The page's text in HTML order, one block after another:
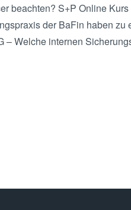
beachten? S+P Online
der BaFin haben
– Welche internen